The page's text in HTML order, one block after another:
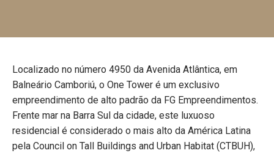
Localizado no número 4950 da Avenida Atlântica, em
Balneário Camboriú, o One Tower é um exclusivo
empreendimento de alto padrão da FG Empreendimentos.
Frente mar na Barra Sul da cidade, este luxuoso
residencial é considerado o mais alto da América Latina
pela Council on Tall Buildings and Urban Habitat (CTBUH),